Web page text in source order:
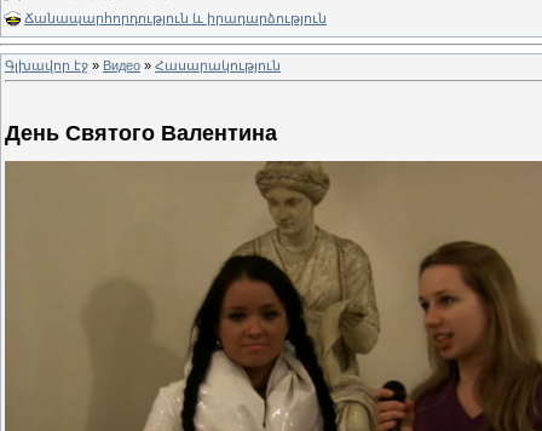
Ճանապարհորդություն և իրադարձություն
Գլխավոր էջ » Видео » Հասարակություն
День Святого Валентина